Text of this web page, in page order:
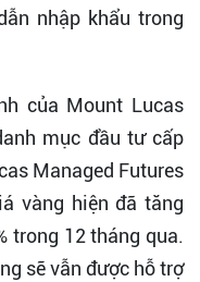
nhập khẩu trong
của Mount Lucas
mục đầu tư cấp
Managed Futures
vàng hiện đã tăng
trong 12 tháng qua.
sẽ vẫn được hỗ trợ